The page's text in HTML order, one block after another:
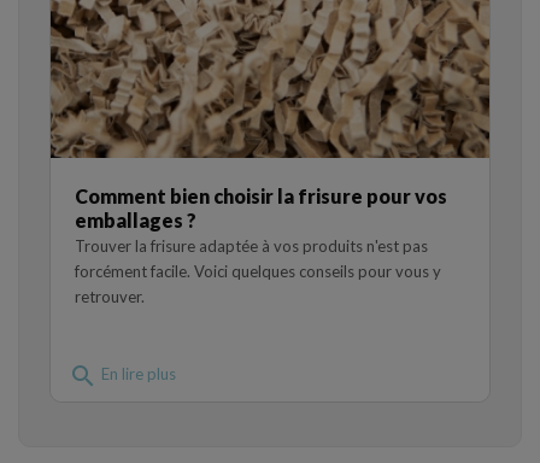
Comment bien choisir la frisure pour vos
emballages ?
Trouver la frisure adaptée à vos produits n'est pas
forcément facile. Voici quelques conseils pour vous y
retrouver.
search En lire plus